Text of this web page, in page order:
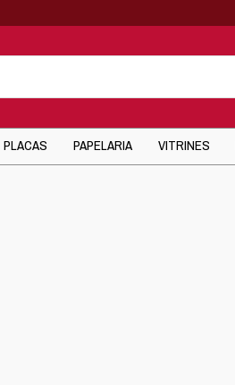
PLACAS PAPELARIA VITRINES